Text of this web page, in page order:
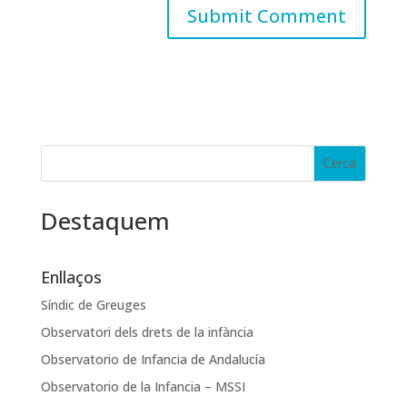
Destaquem
Enllaços
Síndic de Greuges
Observatori dels drets de la infància
Observatorio de Infancia de Andalucía
Observatorio de la Infancia – MSSI